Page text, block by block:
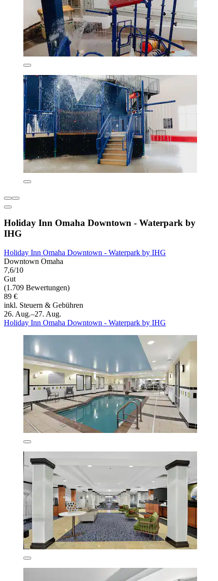
Holiday Inn Omaha Downtown - Waterpark by
IHG
Holiday Inn Omaha Downtown - Waterpark by IHG
Downtown Omaha
7,6/10
Gut
(1.709 Bewertungen)
89 €
inkl. Steuern & Gebühren
26. Aug.–27. Aug.
Holiday Inn Omaha Downtown - Waterpark by IHG